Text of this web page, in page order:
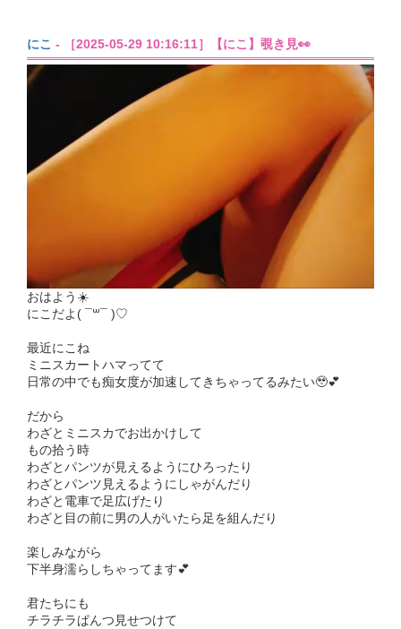
にこ - ［2025-05-29 10:16:11］【にこ】覗き見👀
おはよう☀️
にこだよ( ¯꒳¯ )♡
最近にこね
ミニスカートハマってて
日常の中でも痴女度が加速してきちゃってるみたい🥹💕
だから
わざとミニスカでお出かけして
もの拾う時
わざとパンツが見えるようにひろったり
わざとパンツ見えるようにしゃがんだり
わざと電車で足広げたり
わざと目の前に男の人がいたら足を組んだり
楽しみながら
下半身濡らしちゃってます💕
君たちにも
チラチラぱんつ見せつけて